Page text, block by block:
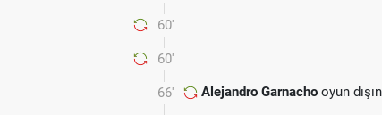
60'
60'
66' Alejandro Garnacho oyun